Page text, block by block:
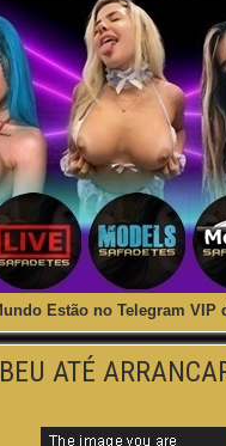
Estão no Telegram VIP
ATÉ